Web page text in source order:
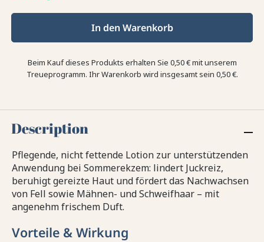
In den Warenkorb
Beim Kauf dieses Produkts erhalten Sie 0,50 €mit unserem
Treueprogramm. Ihr Warenkorb wird insgesamt sein 0,50 €.
Description
Pflegende, nicht fettende Lotion zur unterstützenden
Anwendung bei Sommerekzem: lindert Juckreiz,
beruhigt gereizte Haut und fördert das Nachwachsen
von Fell sowie Mähnen- und Schweifhaar – mit
angenehm frischem Duft.
Vorteile & Wirkung